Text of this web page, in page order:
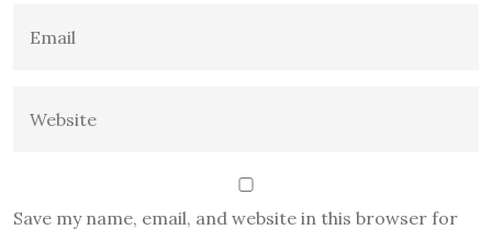
Save my name, email, and website in this browser for